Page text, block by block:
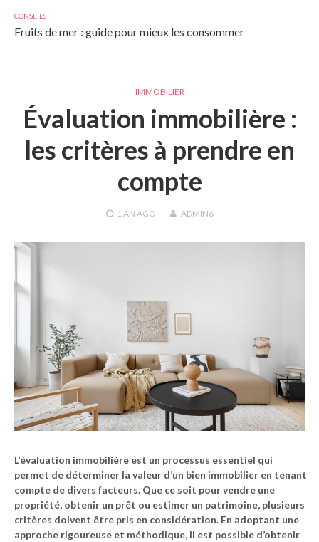
CONSEILS
Fruits de mer : guide pour mieux les consommer
IMMOBILIER
Évaluation immobilière :
les critères à prendre en
compte
1 AN AGO ADMIN6
L’évaluation immobilière est un processus essentiel qui
permet de déterminer la valeur d’un bien immobilier en tenant
compte de divers facteurs. Que ce soit pour vendre une
propriété, obtenir un prêt ou estimer un patrimoine, plusieurs
critères doivent être pris en considération. En adoptant une
approche rigoureuse et méthodique, il est possible d’obtenir